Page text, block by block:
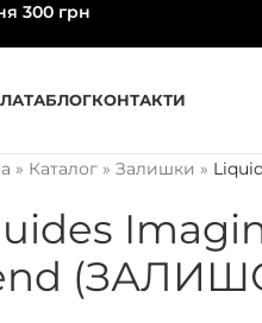
300 грн
БЛОГКОНТАКТИ
» Каталог» Залишки »